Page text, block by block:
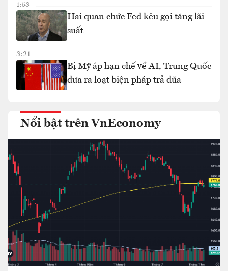
1:53
Hai quan chức Fed kêu gọi tăng lãi
suất
3:21
Bị Mỹ áp hạn chế về AI, Trung Quốc
đưa ra loạt biện pháp trả đũa
Nổi bật trên VnEconomy